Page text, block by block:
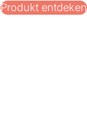
Produkt entdeken